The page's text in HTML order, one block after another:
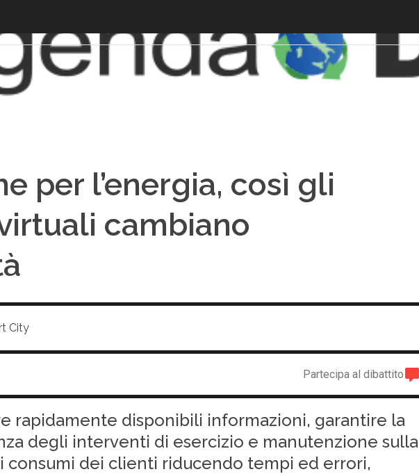
per l’energia, così gli
cambiano
City
Partecipa al dibattito
rapidamente disponibili informazioni, garantire la
degli interventi di esercizio e manutenzione sulla
consumi dei clienti riducendo tempi ed errori,